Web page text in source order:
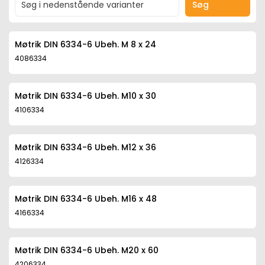
Søg
Møtrik DIN 6334-6 Ubeh. M 8 x 24
4086334
Møtrik DIN 6334-6 Ubeh. M10 x 30
4106334
Møtrik DIN 6334-6 Ubeh. M12 x 36
4126334
Møtrik DIN 6334-6 Ubeh. M16 x 48
4166334
Møtrik DIN 6334-6 Ubeh. M20 x 60